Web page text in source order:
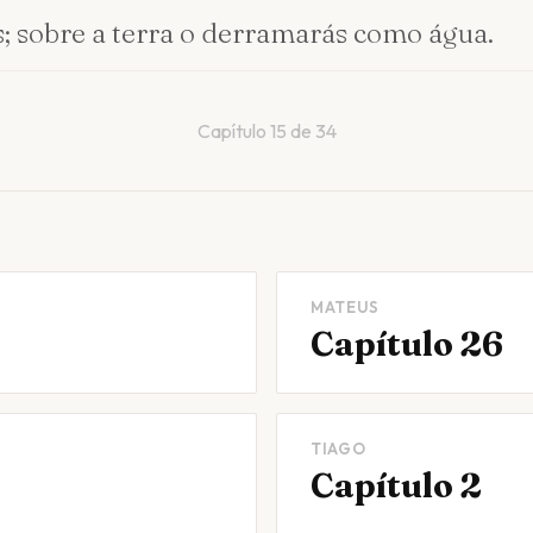
sobre a terra o derramarás como água.
Capítulo 15 de 34
MATEUS
Capítulo 26
TIAGO
Capítulo 2